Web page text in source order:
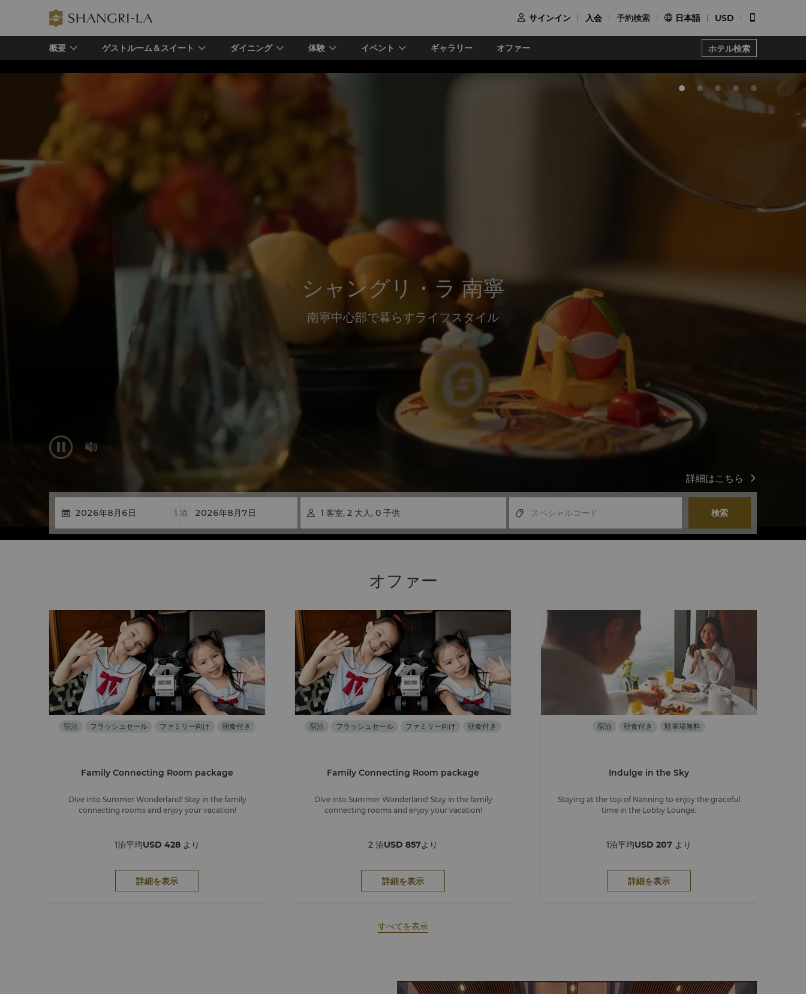
 サインイン 入会 予約検索  日本語 USD
概要 ゲストルーム＆スイート ダイニング 体験 イベント ギャラリー オファー ホテル検索
シャングリ・ラ 南寧
南寧中心部で暮らすライフスタイル
 
詳細はこちら
1 泊  1 客室, 2 大人 , 0 子供 検索
オファー
宿泊 フラッシュセール ファミリー向け 朝食付き
Family Connecting Room package
Dive into Summer Wonderland! Stay in the family
connecting rooms and enjoy your vacation!
1泊平均USD 428 より
詳細を表示
宿泊 フラッシュセール ファミリー向け 朝食付き
Family Connecting Room package
Dive into Summer Wonderland! Stay in the family
connecting rooms and enjoy your vacation!
2 泊USD 857より
詳細を表示
宿泊 朝食付き 駐車場無料
Indulge in the Sky
Staying at the top of Nanning to enjoy the graceful
time in the Lobby Lounge.
1泊平均USD 207 より
詳細を表示
すべてを表示